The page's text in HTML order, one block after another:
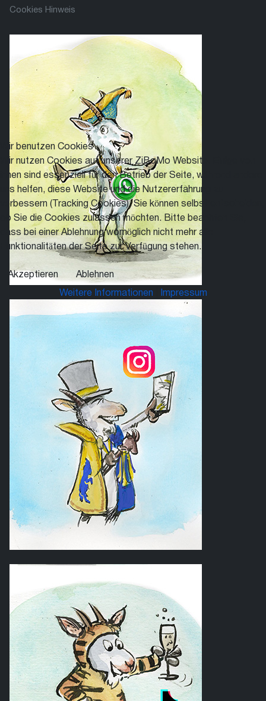
Cookies Hinweis
Wir benutzen Cookies
Wir nutzen Cookies auf unserer ZiBoMo Website. Einige von
ihnen sind essenziell für den Betrieb der Seite, während andere
uns helfen, diese Website und die Nutzererfahrung zu
verbessern (Tracking Cookies). Sie können selbst entscheiden,
ob Sie die Cookies zulassen möchten. Bitte beachten Sie,
dass bei einer Ablehnung womöglich nicht mehr alle
Funktionalitäten der Seite zur Verfügung stehen.
Akzeptieren Ablehnen
Weitere Informationen Impressum